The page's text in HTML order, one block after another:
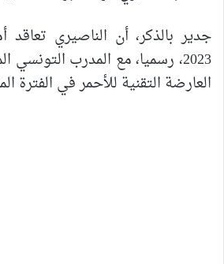
2023، رسميا، مع المدرب التونسي
العارضة التقنية للأحمر في الفترة